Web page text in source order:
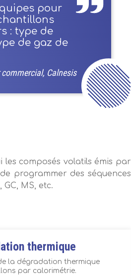
pour
: type de
de gaz de
Calnesis
les composés volatils émis par
programmer des séquences
MS, etc.
thermique
la dégradation thermique
par calorimétrie.